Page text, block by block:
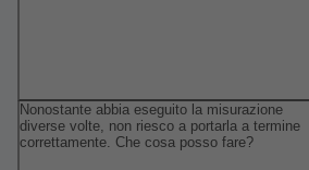
Nonostante abbia eseguito la misurazione
diverse volte, non riesco a portarla a termine
correttamente. Che cosa posso fare?